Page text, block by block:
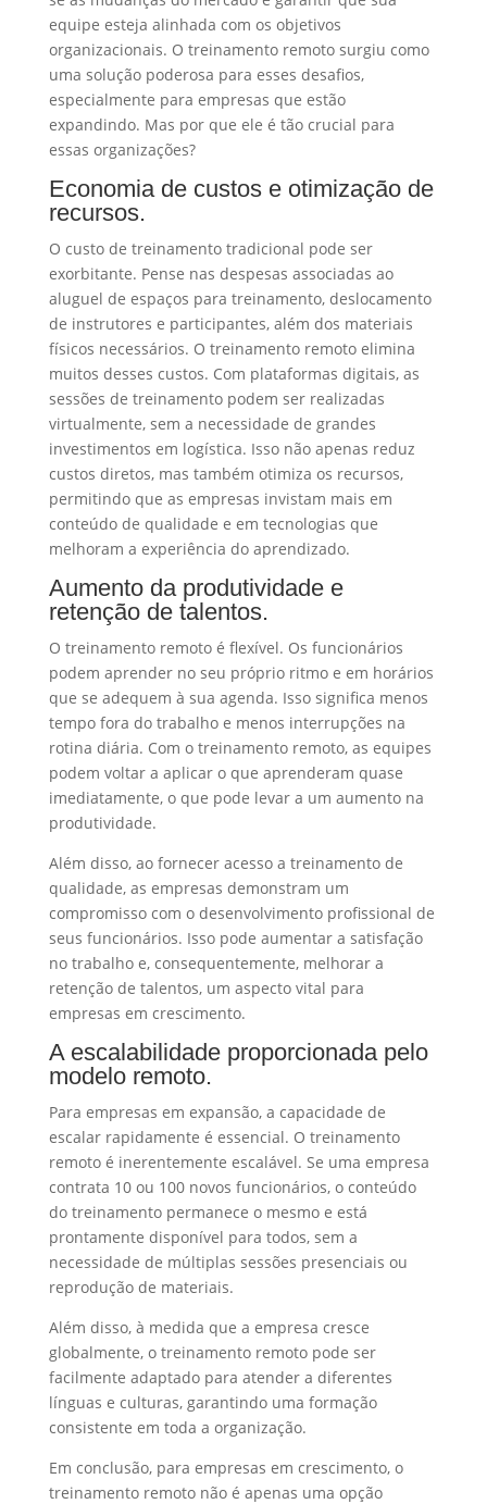
equipe esteja alinhada com os objetivos
organizacionais. O treinamento remoto surgiu como
uma solução poderosa para esses desafios,
especialmente para empresas que estão
expandindo. Mas por que ele é tão crucial para
essas organizações?
Economia de custos e otimização de
recursos.
O custo de treinamento tradicional pode ser
exorbitante. Pense nas despesas associadas ao
aluguel de espaços para treinamento, deslocamento
de instrutores e participantes, além dos materiais
físicos necessários. O treinamento remoto elimina
muitos desses custos. Com plataformas digitais, as
sessões de treinamento podem ser realizadas
virtualmente, sem a necessidade de grandes
investimentos em logística. Isso não apenas reduz
custos diretos, mas também otimiza os recursos,
permitindo que as empresas invistam mais em
conteúdo de qualidade e em tecnologias que
melhoram a experiência do aprendizado.
Aumento da produtividade e
retenção de talentos.
O treinamento remoto é flexível. Os funcionários
podem aprender no seu próprio ritmo e em horários
que se adequem à sua agenda. Isso significa menos
tempo fora do trabalho e menos interrupções na
rotina diária. Com o treinamento remoto, as equipes
podem voltar a aplicar o que aprenderam quase
imediatamente, o que pode levar a um aumento na
produtividade.
Além disso, ao fornecer acesso a treinamento de
qualidade, as empresas demonstram um
compromisso com o desenvolvimento profissional de
seus funcionários. Isso pode aumentar a satisfação
no trabalho e, consequentemente, melhorar a
retenção de talentos, um aspecto vital para
empresas em crescimento.
A escalabilidade proporcionada pelo
modelo remoto.
Para empresas em expansão, a capacidade de
escalar rapidamente é essencial. O treinamento
remoto é inerentemente escalável. Se uma empresa
contrata 10 ou 100 novos funcionários, o conteúdo
do treinamento permanece o mesmo e está
prontamente disponível para todos, sem a
necessidade de múltiplas sessões presenciais ou
reprodução de materiais.
Além disso, à medida que a empresa cresce
globalmente, o treinamento remoto pode ser
facilmente adaptado para atender a diferentes
línguas e culturas, garantindo uma formação
consistente em toda a organização.
Em conclusão, para empresas em crescimento, o
treinamento remoto não é apenas uma opção